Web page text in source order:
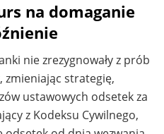
na domaganie
nie zrezygnowały z prób
zmieniając strategię,
ustawowych odsetek za
z Kodeksu Cywilnego,